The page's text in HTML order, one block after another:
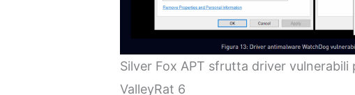
Silver Fox APT sfrutta driver
ValleyRat 6